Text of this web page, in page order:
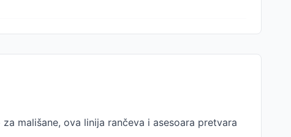
mališane, ova linija rančeva i asesoara pretvara